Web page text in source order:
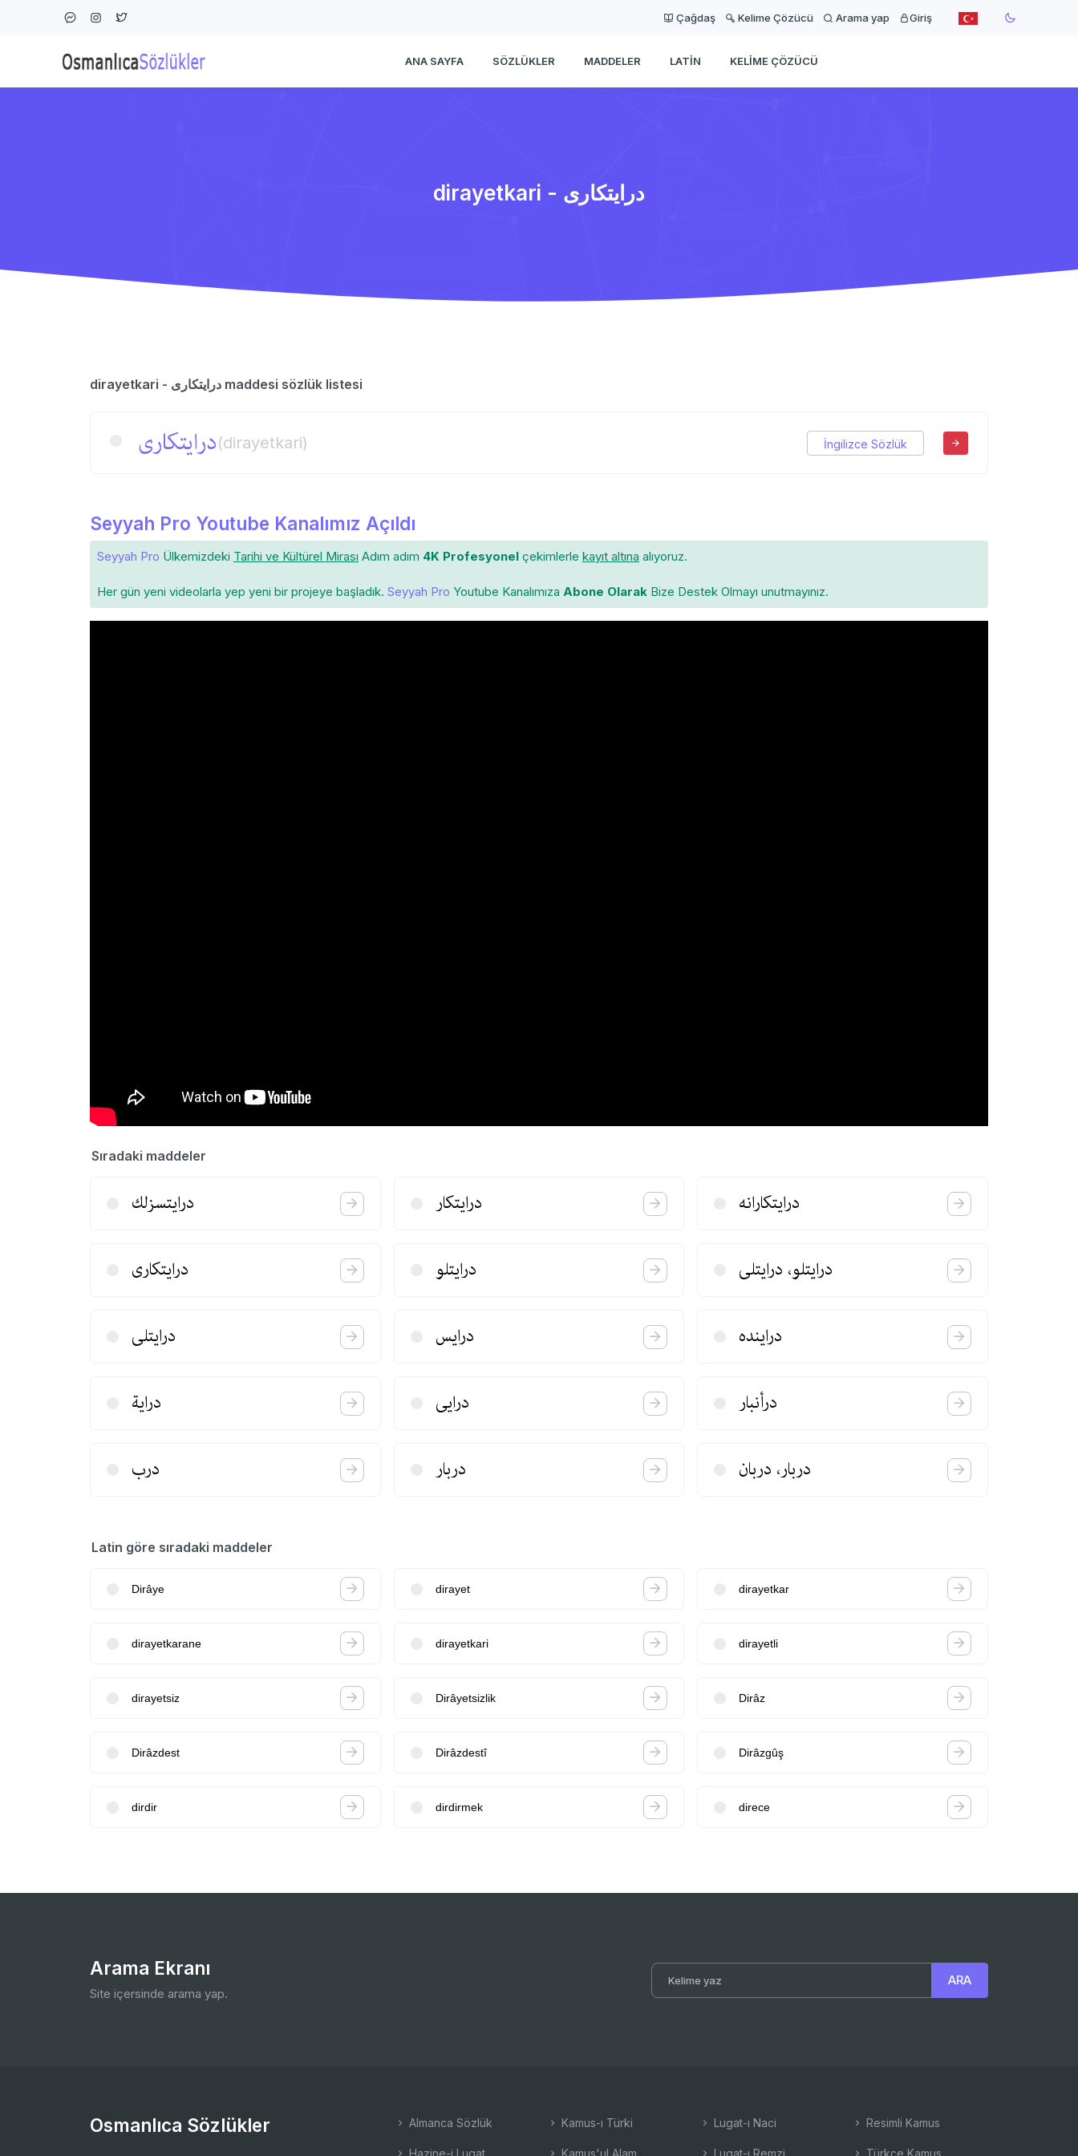
Çağdaş Kelime Çözücü Arama yap Giriş
ANA SAYFA SÖZLÜKLER MADDELER LATIN KELIME ÇÖZÜCÜ
dirayetkari - درایتكاری
dirayetkari - درایتكاری maddesi sözlük listesi
درایتكاری(dirayetkari) İngilizce Sözlük
Seyyah Pro Youtube Kanalımız Açıldı
Seyyah Pro Ülkemizdeki Tarihi ve Kültürel Mirası Adım adım 4K Profesyonel çekimlerle kayıt altına alıyoruz.
Her gün yeni videolarla yep yeni bir projeye başladık. Seyyah Pro Youtube Kanalımıza Abone Olarak Bize Destek Olmayı unutmayınız.
Sıradaki maddeler
درایتسزلك درایتكار درایتكارانه
درایتكاری درایتلو درایتلو، درایتلی
درایتلی درایس دراینده
درایة درایی درأنبار
درب دربار دربار، دربان
Latin göre sıradaki maddeler
Dirâye dirayet dirayetkar
dirayetkarane dirayetkari dirayetli
dirayetsiz Dirâyetsizlik Dirâz
Dirâzdest Dirâzdestî Dirâzgûş
dirdir dirdirmek direce
Arama Ekranı
Site içersinde arama yap.
Osmanlıca Sözlükler Almanca Sözlük
Hazine-i Lugat
Kamus-ı Türki
Kamus'ul Alam
Lugat-ı Naci
Lugat-ı Remzi
Resimli Kamus
Türkçe Kamus